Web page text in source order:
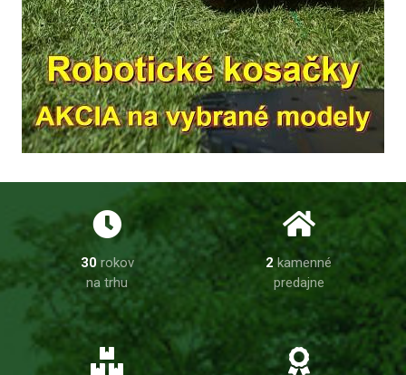
30rokov
na trhu
2 kamenné
predajne